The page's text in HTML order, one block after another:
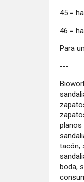
45 =
46 =
Para
---
planos
tacón,
boda,